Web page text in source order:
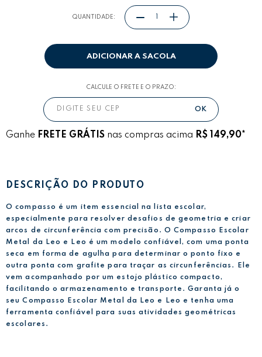
QUANTIDADE:
ADICIONAR A SACOLA
CALCULE O FRETE E O PRAZO:
Ganhe FRETE GRÁTIS nas compras acima R$ 149,90*
DESCRIÇÃO DO PRODUTO
O compasso é um item essencial na lista escolar,
especialmente para resolver desafios de geometria e criar
arcos de circunferência com precisão. O Compasso Escolar
Metal da Leo e Leo é um modelo confiável, com uma ponta
seca em forma de agulha para determinar o ponto fixo e
outra ponta com grafite para traçar as circunferências. Ele
vem acompanhado por um estojo plástico compacto,
facilitando o armazenamento e transporte. Garanta já o
seu Compasso Escolar Metal da Leo e Leo e tenha uma
ferramenta confiável para suas atividades geométricas
escolares.